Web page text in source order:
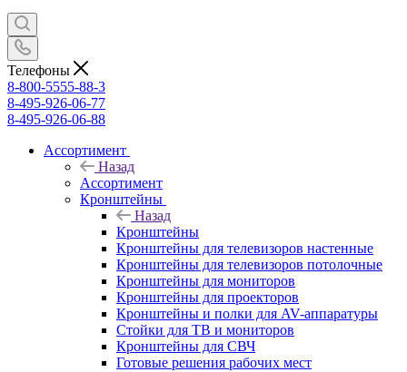
Телефоны
8-800-5555-88-3
8-495-926-06-77
8-495-926-06-88
Ассортимент
Назад
Ассортимент
Кронштейны
Назад
Кронштейны
Кронштейны для телевизоров настенные
Кронштейны для телевизоров потолочные
Кронштейны для мониторов
Кронштейны для проекторов
Кронштейны и полки для AV-аппаратуры
Стойки для ТВ и мониторов
Кронштейны для СВЧ
Готовые решения рабочих мест